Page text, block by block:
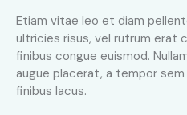
Etiam vitae leo et diam
ultricies risus, vel rutrum erat
finibus congue euismod.
augue placerat, a tempor
finibus lacus.